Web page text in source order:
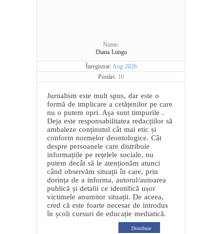
Nume:
Diana Lungu
Înregistrat: Aug 2026
Postări: 10
Jurnalism este mult spus, dar este o
formă de implicare a cetățenilor pe care
nu o putem opri. Așa sunt timpurile .
Deja este responsabilitatea redacțiilor să
ambaleze conținutul cât mai etic și
conform normelor deontologice. Cât
despre persoanele care distribuie
informațiile pe rețelele sociale, nu
putem decât să le atenționăm atunci
când observăm situații în care, prin
dorința de a informa, autorul/autoarea
publică și detalii ce identifică ușor
victimele anumitor situații. De aceea,
cred că este foarte necesar de introdus
în școli cursuri de educație mediatică.
Distribuie